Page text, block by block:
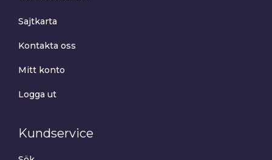
Sajtkarta
Kontakta oss
Mitt konto
Logga ut
Kundservice